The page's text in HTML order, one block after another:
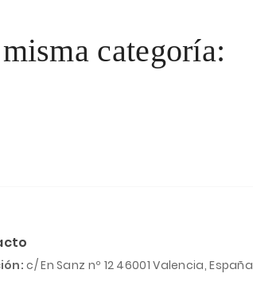
categoría:
c/ En Sanz nº 12 46001 Valencia, España